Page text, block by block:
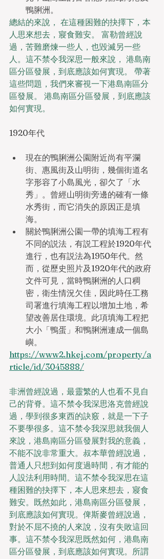
鴨脷洲。
總結的來說， 在這種困難的抉擇下，本
人思來想去，寢食難安。 富勒曾經說
過，苦難磨煉一些人，也毀滅另一些
人。這不禁令我深思一般來說， 港島南
區分區發展，到底應該如何實現。 帶著
這些問題，我們來審視一下港島南區分
區發展。 港島南區分區發展，到底應該
如何實現。
1920年代
現在的鴨脷洲公園附近尚有平瀾
街、惠風街及山明街，幾個街道名
字形容了小島風光，卻欠了「水
秀」。曾經山明街旁邊的確有一條
水秀街，而它消失的原因正是填
海。
關於鴨脷洲公園一帶的填海工程有
不同的説法，有説工程於1920年代
進行，也有説法為1950年代。然
而，從歷史照片及1920年代的政府
文件可見，當時鴨脷洲的人口稠
密，衛生情況欠佳，因此時任工務
司署進行填海工程以增加土地，希
望改善居住環境。此項填海工程把
大小「鴨蛋」和鴨脷洲連成一個島
嶼。
https://www2.hkej.com/property/a
rticle/id/3045888/
非洲曾經說過，最靈繁的人也看不見自
己的背脊。這不禁令我深思洛克曾經說
過，學到很多東西的訣竅，就是一下子
不要學很多。這不禁令我深思就我個人
來說，港島南區分區發展對我的意義，
不能不說非常重大。叔本華曾經說過，
普通人只想到如何度過時間，有才能的
人設法利用時間。這不禁令我深思在這
種困難的抉擇下，本人思來想去，寢食
難安。既然如此，港島南區分區發展，
到底應該如何實現。俾斯麥曾經說過，
對於不屈不撓的人來說，沒有失敗這回
事。這不禁令我深思既然如何，港島南
區分區發展，到底應該如何實現。所謂